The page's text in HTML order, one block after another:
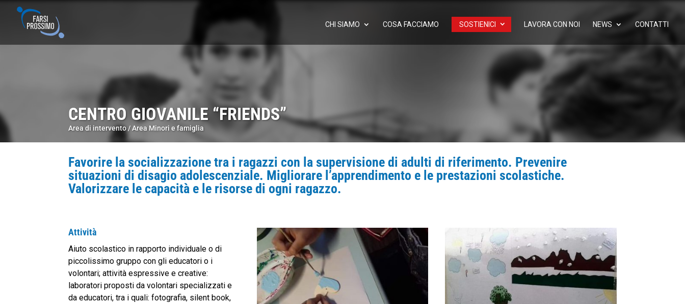
CHI SIAMO COSA FACCIAMO SOSTIENICI LAVORA CON NOI NEWS CONTATTI
CENTRO GIOVANILE “FRIENDS”
Area di intervento /Area Minori e famiglia
Favorire la socializzazione tra i ragazzi con la supervisione di adulti di riferimento. Prevenire
situazioni di disagio adolescenziale. Migliorare l’apprendimento e le prestazioni scolastiche.
Valorizzare le capacità e le risorse di ogni ragazzo.
Attività
Aiuto scolastico in rapporto individuale o di
piccolissimo gruppo con gli educatori o i
volontari; attività espressive e creative:
laboratori proposti da volontari specializzati e
da educatori, tra i quali: fotografia, silent book,